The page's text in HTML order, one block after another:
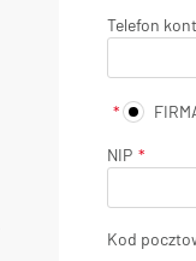
Telefon
NIP
Kod